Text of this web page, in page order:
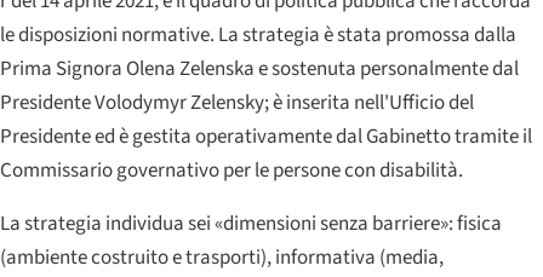
le disposizioni normative. La strategia è stata promossa dalla
Prima Signora Olena Zelenska e sostenuta personalmente dal
Presidente Volodymyr Zelensky; è inserita nell'Ufficio del
Presidente ed è gestita operativamente dal Gabinetto tramite il
Commissario governativo per le persone con disabilità.
La strategia individua sei «dimensioni senza barriere»: fisica
(ambiente costruito e trasporti), informativa (media,